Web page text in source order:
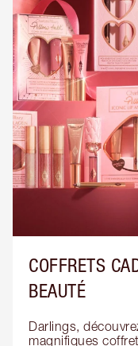
COFFRETS
BEAUTÉ
Darlings,
magnifiques